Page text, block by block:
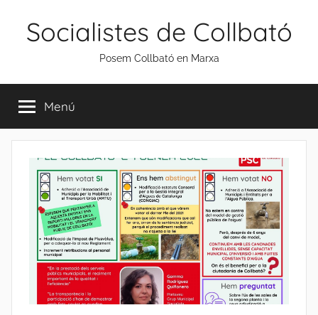
Socialistes de Collbató
Posem Collbató en Marxa
Menú